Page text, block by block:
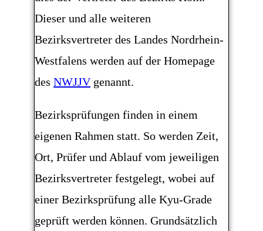
Dieser und alle weiteren
Bezirksvertreter des Landes Nordrhein-
Westfalens werden auf der Homepage
des NWJJVgenannt.
Bezirksprüfungen finden in einem
eigenen Rahmen statt. So werden Zeit,
Ort, Prüfer und Ablauf vom jeweiligen
Bezirksvertreter festgelegt, wobei auf
einer Bezirksprüfung alle Kyu-Grade
geprüft werden können. Grundsätzlich